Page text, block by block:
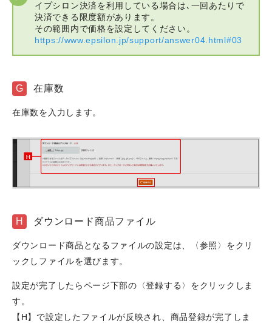
イプシロン決済を利用している場合は､一回あたりで
決済できる限度額があります。
その範囲内で価格を設定してください。
https://www.epsilon.jp/support/answer04.html#03
G 在庫数
在庫数を入力します。
H ダウンロード商品ファイル
ダウンロード商品となるファイルの設定は、〈参照〉をクリ
ックしファイルを選びます。
設定が完了したらページ下部の〈登録する〉をクリックしま
す。
【H】で設定したファイルが反映され、商品登録が完了しま